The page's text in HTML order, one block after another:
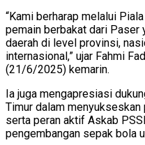
“Kami berharap melalui
pemain berbakat dari Paser
daerah di level provinsi,
internasional,” ujar Fahmi
(21/6/2025) kemarin.
Ia juga mengapresiasi
Timur dalam menyukseskan
serta peran aktif Askab
pengembangan sepak bola